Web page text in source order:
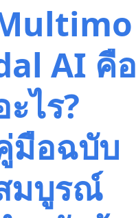
AI คือ
ะไร?
มือฉบับ
มบูรณ์